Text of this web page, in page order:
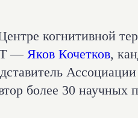
когнитивной
— Яков Кочетков,
более 30 научных